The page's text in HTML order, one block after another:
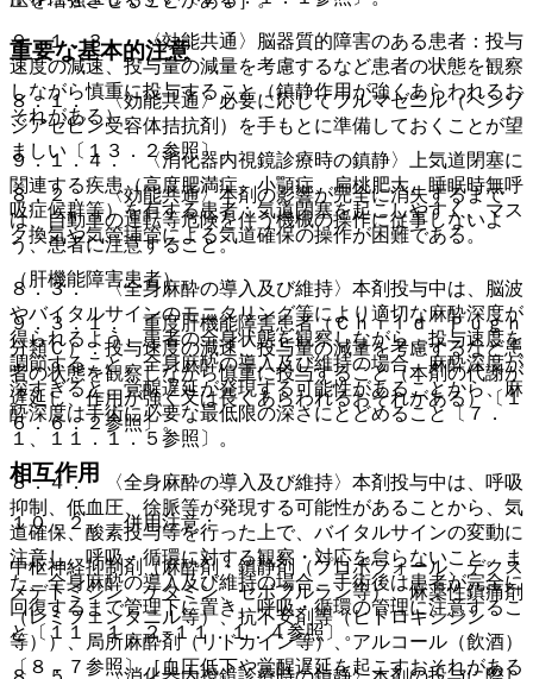
９．１．３． 〈効能共通〉脳器質的障害のある患者：投与
速度の減速、投与量の減量を考慮するなど患者の状態を観察
しながら慎重に投与すること（鎮静作用が強くあらわれるお
それがある）。
９．１．４． 〈消化器内視鏡診療時の鎮静〉上気道閉塞に
関連する疾患（高度肥満症、小顎症、扁桃肥大、睡眠時無呼
吸症候群等）を有する患者：気道閉塞を起こしやすく、マス
ク換気や気管挿管による気道確保の操作が困難である。
（肝機能障害患者）
９．３．１． 重度肝機能障害患者（Ｃｈｉｌｄ Ｐｕｇｈ
分類Ｃ）：投与速度の減速、投与量の減量を考慮するなど患
者の状態を観察しながら慎重に投与すること（本剤の代謝が
遅延し、作用が強く又は長くあらわれるおそれがある）〔１
６．６．２参照〕。
相互作用
１０．２． 併用注意：
中枢神経抑制剤（麻酔剤・鎮静剤（プロポフォール、デクス
メデトミジン、ケタミン、セボフルラン等）、麻薬性鎮痛剤
（レミフェンタニル等）、抗不安剤等（ヒドロキシジン
等））、局所麻酔剤（リドカイン等）、アルコール（飲酒）
〔８．７参照〕［血圧低下や覚醒遅延を起こすおそれがある
重要な基本的注意
８．１． 〈効能共通〉必要に応じてフルマゼニル（ベンゾ
ジアゼピン受容体拮抗剤）を手もとに準備しておくことが望
ましい〔１３．２参照〕。
８．２． 〈効能共通〉本剤の影響が完全に消失するまで
は、自動車の運転等危険を伴う機械の操作に従事しないよ
う、患者に注意すること。
８．３． 〈全身麻酔の導入及び維持〉本剤投与中は、脳波
やバイタルサインのモニタリング等により適切な麻酔深度が
得られるよう、患者の全身状態を観察しながら、投与速度を
調節すること。全身麻酔の導入及び維持の場合、麻酔深度が
深すぎると、覚醒遅延が発現する可能性があることから、麻
酔深度は手術に必要な最低限の深さにとどめること〔７．
１、１１．１．５参照〕。
８．４． 〈全身麻酔の導入及び維持〉本剤投与中は、呼吸
抑制、低血圧、徐脈等が発現する可能性があることから、気
道確保、酸素投与等を行った上で、バイタルサインの変動に
注意し、呼吸・循環に対する観察・対応を怠らないこと。ま
た、全身麻酔の導入及び維持の場合、手術後は患者が完全に
回復するまで管理下に置き、呼吸・循環の管理に注意するこ
と〔１１．１．２−１１．１．４参照〕。